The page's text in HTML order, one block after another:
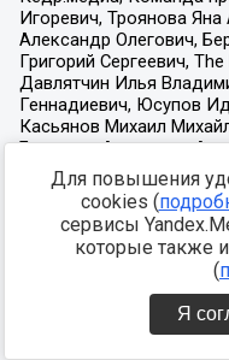
Для повышения
cookies (
сервисы
которые также
(
Я